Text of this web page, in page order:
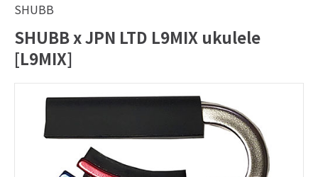
SHUBB
SHUBB x JPN LTD L9MIX ukulele
[L9MIX]